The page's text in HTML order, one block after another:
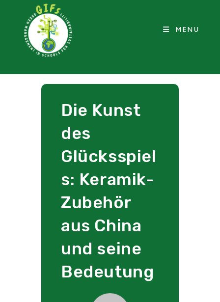
MENU
Die Kunst
des
Glücksspiel
s: Keramik-
Zubehör
aus China
und seine
Bedeutung